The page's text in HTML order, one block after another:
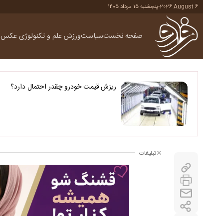
2026 August 6
-پنجشنبه ۱۵ مرداد ۱۴۰۵
صفحه نخستسیاستورزش علم و تکنولوژی عکس
ریزش قیمت خودرو چقدر احتمال دارد؟
تبلیغات